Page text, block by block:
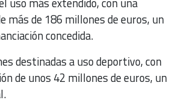
más de 186 millones de euros, un
concedida.
destinadas a uso deportivo, con
de unos 42 millones de euros, un